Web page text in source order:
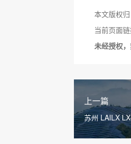
本文版权归
当前页面
未经授权
上一篇
苏州 LAILX
测新标杆